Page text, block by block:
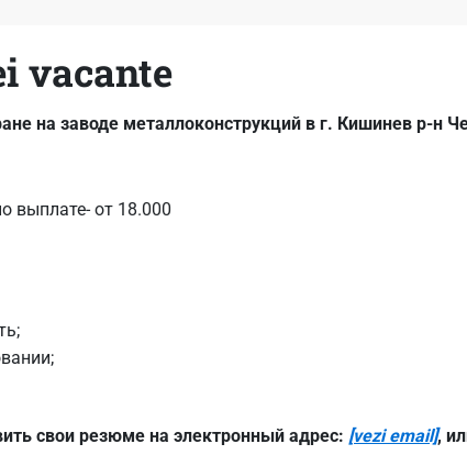
vacante
на заводе металлоконструкций в г. Кишинев р-н
выплате- от 18.000
свои резюме на электронный адрес: [vezi email],